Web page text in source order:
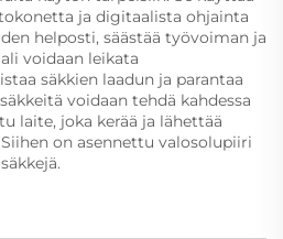
ja digitaalista ohjainta
helposti, säästää työvoiman ja
voidaan leikata
säkkien laadun ja parantaa
voidaan tehdä kahdessa
laite, joka kerää ja lähettää
on asennettu valosolupiiri